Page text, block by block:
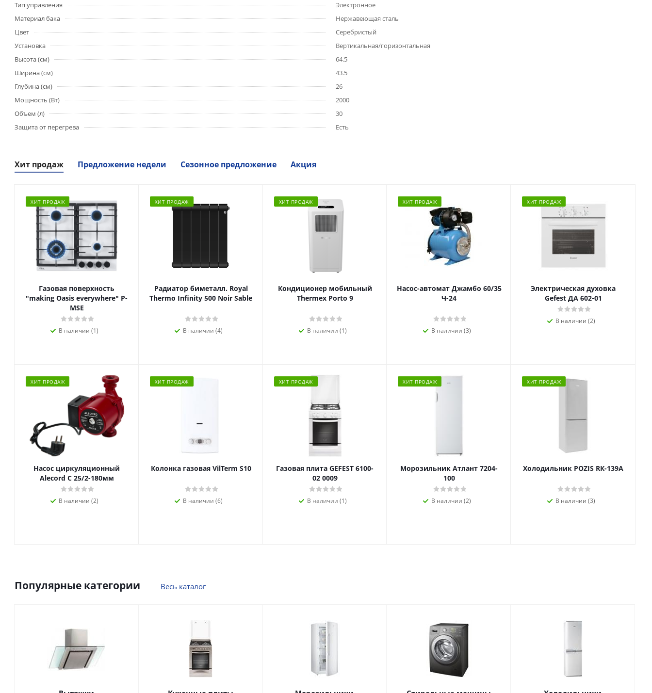
Тип управления
Электронное
Материал бака
Нержавеющая сталь
Цвет
Серебристый
Установка
Вертикальная/горизонтальная
Высота (см)
64.5
Ширина (см)
43.5
Глубина (см)
26
Мощность (Вт)
2000
Объем (л)
30
Защита от перегрева
Есть
Хит продаж Предложение недели Сезонное предложение Акция
ХИТ ПРОДАЖ
Газовая поверхность
"making Oasis everywhere" P-
MSE
В наличии (1)
ХИТ ПРОДАЖ
Радиатор биметалл. Royal
Thermo Infinity 500 Noir Sable
В наличии (4)
ХИТ ПРОДАЖ
Кондиционер мобильный
Thermex Porto 9
В наличии (1)
ХИТ ПРОДАЖ
Насос-автомат Джамбо 60/35
Ч-24
В наличии (3)
ХИТ ПРОДАЖ
Электрическая духовка
Gefest ДА 602-01
В наличии (2)
ХИТ ПРОДАЖ
Насос циркуляционный
Alecord C 25/2-180мм
В наличии (2)
ХИТ ПРОДАЖ
Колонка газовая VilTerm S10
В наличии (6)
ХИТ ПРОДАЖ
Газовая плита GEFEST 6100-
02 0009
В наличии (1)
ХИТ ПРОДАЖ
Морозильник Атлант 7204-
100
В наличии (2)
ХИТ ПРОДАЖ
Холодильник POZIS RК-139А
В наличии (3)
Популярные категории Весь каталог